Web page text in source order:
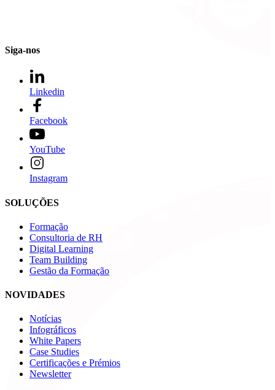
Siga-nos
Linkedin
Facebook
YouTube
Instagram
SOLUÇÕES
Formação
Consultoria de RH
Digital Learning
Team Building
Gestão da Formação
NOVIDADES
Notícias
Infográficos
White Papers
Case Studies
Certificações e Prémios
Newsletter